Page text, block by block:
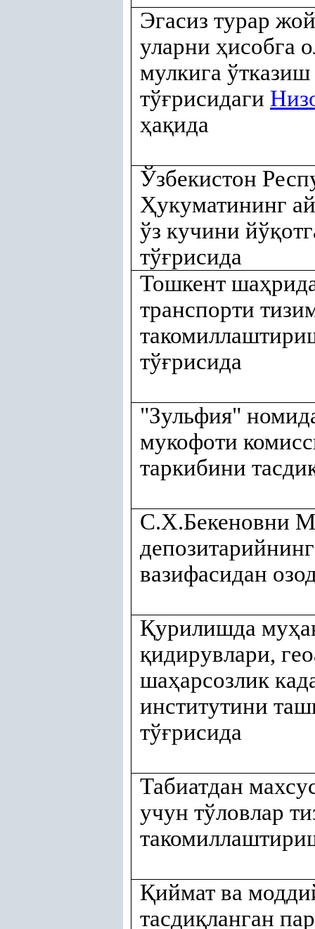
Эгасиз турар
уларни ҳисобга
мулкига ўтказиш
тўғрисидаги
ҳақида
Ўзбекистон
Ҳукуматининг
ўз кучини йўқ
тўғрисида
Тошкент шаҳ
транспорти
тўғрисида
"Зульфия"
мукофоти
таркибини тасди
С.Х.Бекеновни
вазифасидан
Қурилишда муҳ
қидирувлари,
шаҳарсозлик
институтини
тўғрисида
Табиатдан
учун тўловлар
Қиймат ва
тасдиқланган